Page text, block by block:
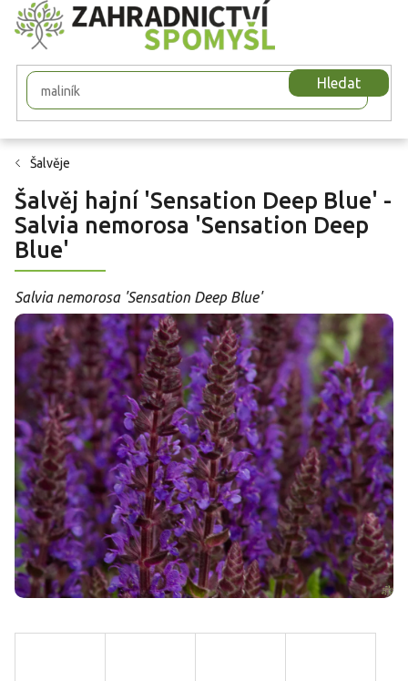
Přejít
na
obsah
Hledat
Šalvěje
Šalvěj hajní 'Sensation Deep Blue' -
Salvia nemorosa 'Sensation Deep
Blue'
Salvia nemorosa 'Sensation Deep Blue'